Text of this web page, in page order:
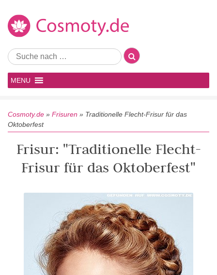
MENU
Cosmoty.de » Frisuren » Traditionelle Flecht-Frisur für das
Oktoberfest
Frisur: "Traditionelle Flecht-
Frisur für das Oktoberfest"